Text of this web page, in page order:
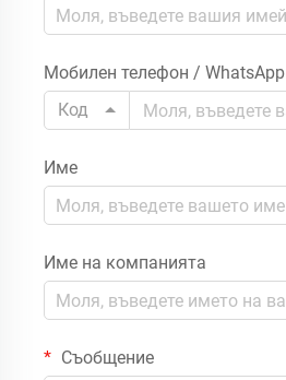
Мобилен телефон / WhatsApp
Код
Име
Име на компанията
Съобщение